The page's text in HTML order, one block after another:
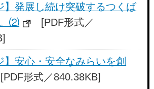
】発展し続け突破するつくば
。⑵
[PDF形式／
】安心・安全なみらいを創
[PDF形式／840.38KB]